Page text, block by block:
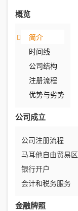
概览
简介
时间线
公司结构
注册流程
优势与劣势
公司成立
公司注册流程
马耳他自由贸易区
银行开户
会计和税务服务
金融牌照